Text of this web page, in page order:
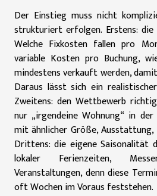
Der Einstieg muss nicht
strukturiert erfolgen. Erstens: die
Welche Fixkosten fallen pro
variable Kosten pro Buchung,
mindestens verkauft werden,
Daraus lässt sich ein
Zweitens: den Wettbewerb
nur „irgendeine Wohnung“ in
mit ähnlicher Größe, Ausstattung,
Drittens: die eigene Saisonalität
lokaler Ferienzeiten,
Veranstaltungen, denn diese
oft Wochen im Voraus feststehen.